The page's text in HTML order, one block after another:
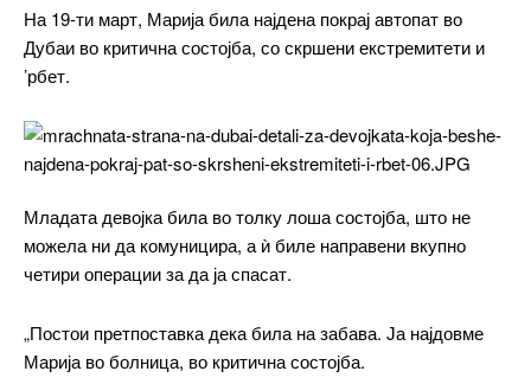
━ pricing plans
На 19-ти март, Марија била најдена покрај автопат во
Дубаи во критична состојба, со скршени екстремитети и
’рбет.
Младата девојка била во толку лоша состојба, што не
можела ни да комуницира, а ѝ биле направени вкупно
четири операции за да ја спасат.
„Постои претпоставка дека била на забава. Ја најдовме
Марија во болница, во критична состојба.